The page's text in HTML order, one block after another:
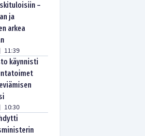
–
ja
arkea
11:39
käynnisti
10:30